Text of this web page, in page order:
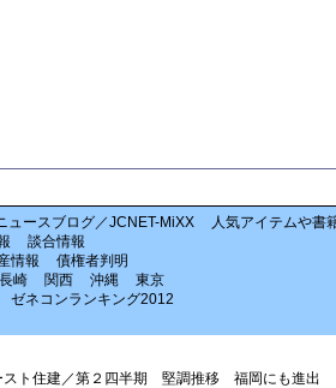
ュースブログ／JCNET-MiXX
人気アイテムや書
談合情報
情報
債権者判明
長崎 関西 沖縄
東京
ゼネコンランキング2012
スト住建／第２四半期 堅調推移 福岡にも進出